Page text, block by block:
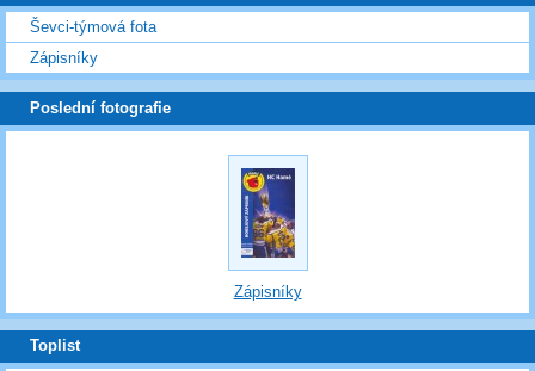
Ševci-týmová fota
Zápisníky
Poslední fotografie
Zápisníky
Toplist